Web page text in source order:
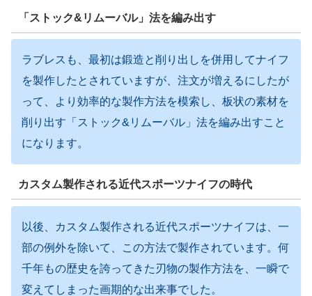
「ストック&リムーバル」法を編み出す
ラブレスも、最初は鍛造と削り出しを併用してナイフ
を製作したとされていますが、注文が増えるにしたが
って、より効率的な製作方法を模索し、板状の素材を
削り出す「ストック&リムーバル」法を編み出すこと
になります。
カスタム製作される近代スポーツナイフの時代
以後、カスタム製作される近代スポーツナイフは、一
部の例外を除いて、この方法で製作されています。何
千年もの歴史を誇ってきた刃物の製作方法を、一瞬で
変えてしまった画期的な出来事でした。